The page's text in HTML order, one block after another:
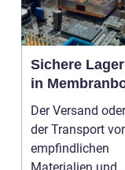
Sichere
in
Der Versand
der Transport
empfindlichen